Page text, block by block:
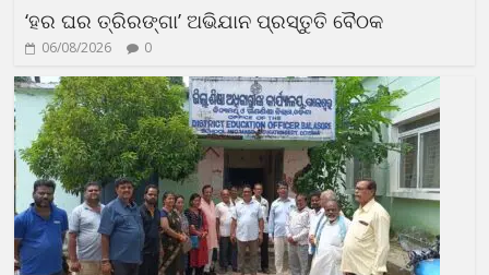
‘ହର ଘର ତ୍ରିରଙ୍ଗା’ ଅଭିଯାନ ପ୍ରସ୍ତୁତି ବୈଠକ
06/08/2026 0